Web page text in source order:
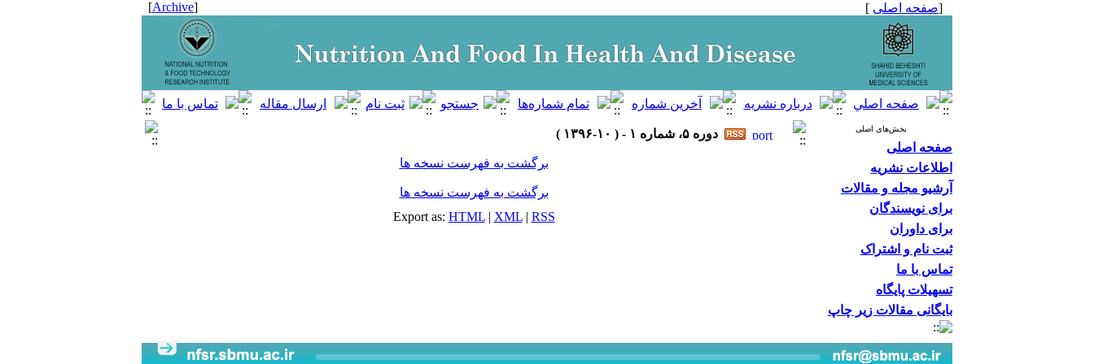
[صفحه اصلی ]
[
Archive
]
بخش‌های اصلی
صفحه اصلی
اطلاعات نشریه
آرشیو مجله و مقالات
برای نویسندگان
برای داوران
ثبت نام و اشتراک
تماس با ما
تسهیلات پایگاه
بایگانی مقالات زیر چاپ
دوره ۵، شماره ۱ - ( ۱۰-۱۳۹۶ )
برگشت به فهرست نسخه ها
برگشت به فهرست نسخه ها
Export as: HTML| XML| RSS